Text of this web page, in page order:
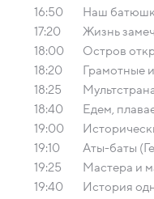
16:50
Наш
17:20
Жизнь
18:00
Остров
18:20
Грамотные
18:25
18:40
Едем,
19:00
19:10
Аты-баты
19:25
Мастера и
19:40
История